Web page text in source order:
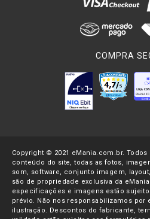
COMPRA
Copyright © 2021 eMania.com.br.
conteúdo do site, todas as fotos,
som, software, conjunto imagem,
são de propriedade exclusiva da
especificações e imagens estão
prévio. Não nos responsabilizamos por
ilustração. Descontos do fabricante,